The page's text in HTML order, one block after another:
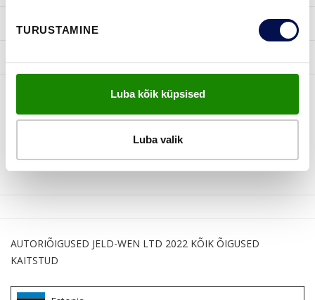
TURUSTAMINE
Luba kõik küpsised
Luba valik
KASULIKKU
JÄLGI MEID
AUTORIÕIGUSED JELD-WEN LTD 2022 KÕIK ÕIGUSED
KAITSTUD